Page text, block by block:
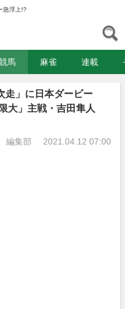
急浮上!?
馬 麻雀 連載
走」に日本ダービー
大」主戦・吉田隼人
編集部 2021.04.12 07:00